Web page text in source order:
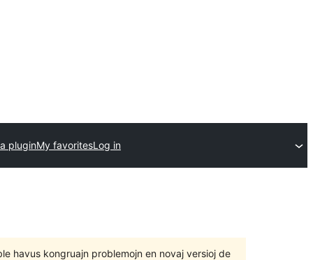
pluginMy favoritesLog in
havus kongruajn problemojn en novaj versioj de